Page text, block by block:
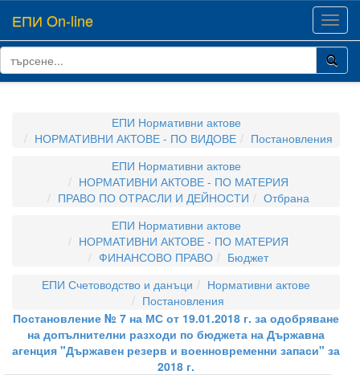
ЕПИ On-line
ЕПИ Нормативни актове
НОРМАТИВНИ АКТОВЕ - ПО ВИДОВЕ
Постановления
ЕПИ Нормативни актове
НОРМАТИВНИ АКТОВЕ - ПО МАТЕРИЯ
ПРАВО ПО ОТРАСЛИ И ДЕЙНОСТИ
Отбрана
ЕПИ Нормативни актове
НОРМАТИВНИ АКТОВЕ - ПО МАТЕРИЯ
ФИНАНСОВО ПРАВО
Бюджет
ЕПИ Счетоводство и данъци
Нормативни актове
Постановления
Постановление № 7 на МС от 19.01.2018 г. за одобряване
на допълнителни разходи по бюджета на Държавна
агенция "Държавен резерв и военновременни запаси" за
2018 г.